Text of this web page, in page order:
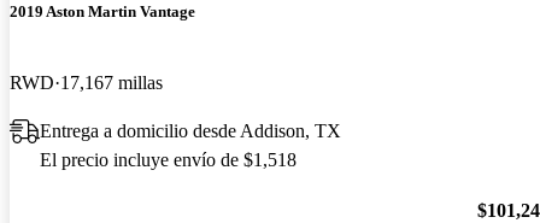
2019 Aston Martin Vantage
RWD 17,167 millas
Entrega a domicilio desde Addison, TX
El precio incluye envío de $1,518